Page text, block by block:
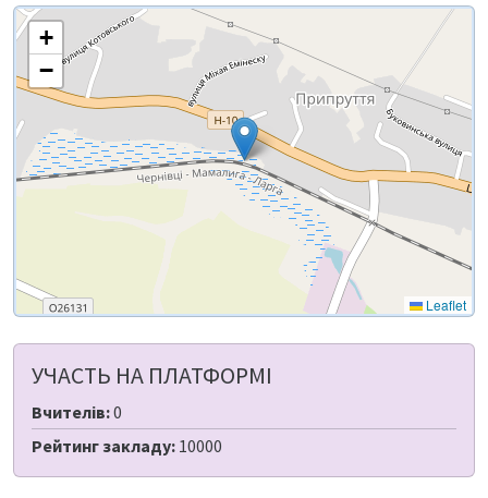
+
−
Leaflet
УЧАСТЬ НА ПЛАТФОРМІ
Вчителів:0
Рейтинг закладу: 10000